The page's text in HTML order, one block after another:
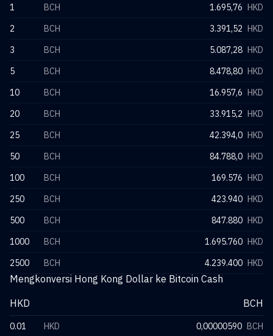
1
BCH 1.695,76 HKD
2
BCH 3.391,52 HKD
3
BCH 5.087,28 HKD
5
BCH 8.478,80 HKD
10
BCH 16.957,6 HKD
20
BCH 33.915,2 HKD
25
BCH 42.394,0 HKD
50
BCH 84.788,0 HKD
100
BCH 169.576 HKD
250
BCH 423.940 HKD
500
BCH 847.880 HKD
1000
BCH 1.695.760 HKD
2500
BCH 4.239.400 HKD
Mengkonversi Hong Kong Dollar ke Bitcoin Cash
HKD
BCH
0.01 HKD 0,00000590 BCH